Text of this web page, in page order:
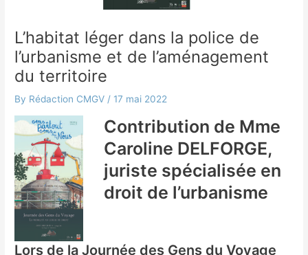
L’habitat léger dans la police de
l’urbanisme et de l’aménagement
du territoire
By Rédaction CMGV/ 17 mai 2022
Contribution de Mme
Caroline DELFORGE,
juriste spécialisée en
droit de l’urbanisme
Lors de la Journée des Gens du Voyage